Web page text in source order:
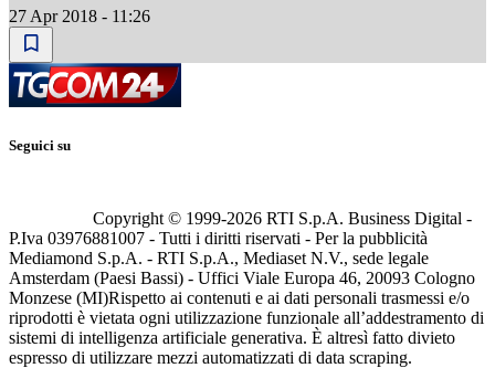
27 Apr 2018 - 11:26
Seguici su
Copyright © 1999-2026 RTI S.p.A. Business Digital -
P.Iva 03976881007 - Tutti i diritti riservati - Per la pubblicità
Mediamond S.p.A. - RTI S.p.A., Mediaset N.V., sede legale
Amsterdam (Paesi Bassi) - Uffici Viale Europa 46, 20093 Cologno
Monzese (MI)Rispetto ai contenuti e ai dati personali trasmessi e/o
riprodotti è vietata ogni utilizzazione funzionale all’addestramento di
sistemi di intelligenza artificiale generativa. È altresì fatto divieto
espresso di utilizzare mezzi automatizzati di data scraping.